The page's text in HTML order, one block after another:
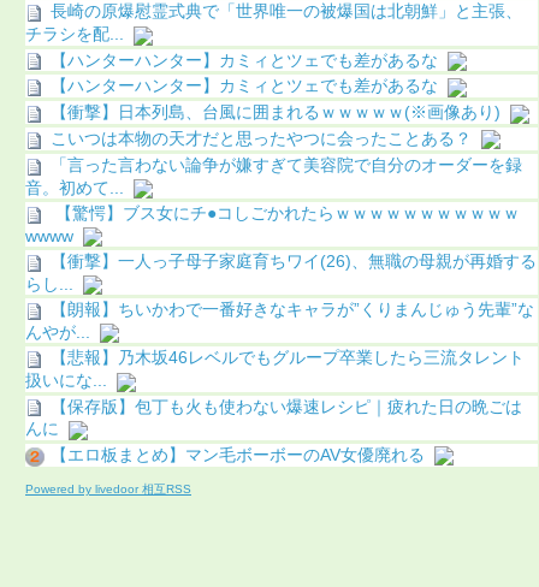
長崎の原爆慰霊式典で「世界唯一の被爆国は北朝鮮」と主張、
チラシを配...
【ハンターハンター】カミィとツェでも差があるな
【ハンターハンター】カミィとツェでも差があるな
【衝撃】日本列島、台風に囲まれるｗｗｗｗｗ(※画像あり)
こいつは本物の天才だと思ったやつに会ったことある？
「言った言わない論争が嫌すぎて美容院で自分のオーダーを録
音。初めて...
【驚愕】ブス女にチ●コしごかれたらｗｗｗｗｗｗｗｗｗｗｗ
wwww
【衝撃】一人っ子母子家庭育ちワイ(26)、無職の母親が再婚する
らし...
【朗報】ちいかわで一番好きなキャラが”くりまんじゅう先輩”な
んやが...
【悲報】乃木坂46レベルでもグループ卒業したら三流タレント
扱いにな...
【保存版】包丁も火も使わない爆速レシピ｜疲れた日の晩ごは
んに
【エロ板まとめ】マン毛ボーボーのAV女優廃れる
Powered by livedoor 相互RSS